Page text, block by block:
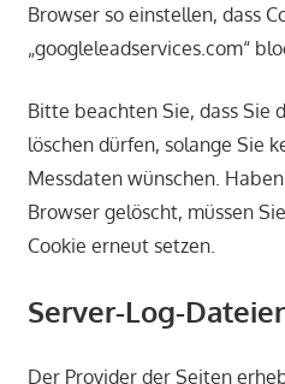
Browser so einstellen, dass
„googleleadservices.com“
Bitte beachten Sie, dass Sie
löschen dürfen, solange Sie
Messdaten wünschen.
Browser gelöscht, müssen
Cookie erneut setzen.
Server-Log-
Der Provider der Seiten